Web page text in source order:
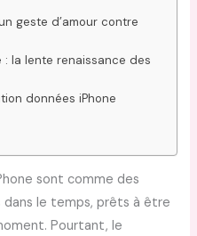
geste d’amour contre
la lente renaissance des
données iPhone
sont comme des
le temps, prêts à être
Pourtant, le